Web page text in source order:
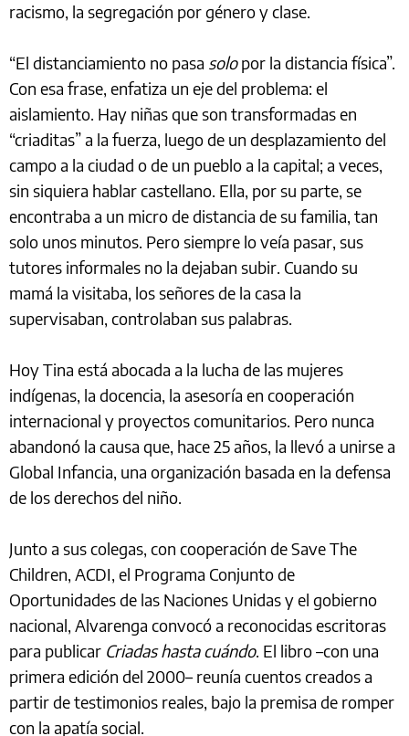
racismo, la segregación por género y clase.
“El distanciamiento no pasa solopor la distancia física”.
Con esa frase, enfatiza un eje del problema: el
aislamiento. Hay niñas que son transformadas en
“criaditas” a la fuerza, luego de un desplazamiento del
campo a la ciudad o de un pueblo a la capital; a veces,
sin siquiera hablar castellano. Ella, por su parte, se
encontraba a un micro de distancia de su familia, tan
solo unos minutos. Pero siempre lo veía pasar, sus
tutores informales no la dejaban subir. Cuando su
mamá la visitaba, los señores de la casa la
supervisaban, controlaban sus palabras.
Hoy Tina está abocada a la lucha de las mujeres
indígenas, la docencia, la asesoría en cooperación
internacional y proyectos comunitarios. Pero nunca
abandonó la causa que, hace 25 años, la llevó a unirse a
Global Infancia, una organización basada en la defensa
de los derechos del niño.
Junto a sus colegas, con cooperación de Save The
Children, ACDI, el Programa Conjunto de
Oportunidades de las Naciones Unidas y el gobierno
nacional, Alvarenga convocó a reconocidas escritoras
para publicar Criadas hasta cuándo. El libro –con una
primera edición del 2000– reunía cuentos creados a
partir de testimonios reales, bajo la premisa de romper
con la apatía social.